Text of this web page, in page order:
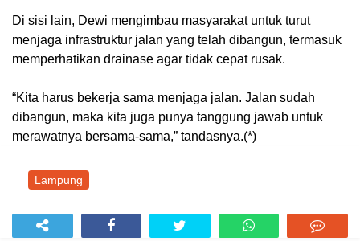
Di sisi lain, Dewi mengimbau masyarakat untuk turut
menjaga infrastruktur jalan yang telah dibangun, termasuk
memperhatikan drainase agar tidak cepat rusak.
“Kita harus bekerja sama menjaga jalan. Jalan sudah
dibangun, maka kita juga punya tanggung jawab untuk
merawatnya bersama-sama,” tandasnya.(*)
Lampung